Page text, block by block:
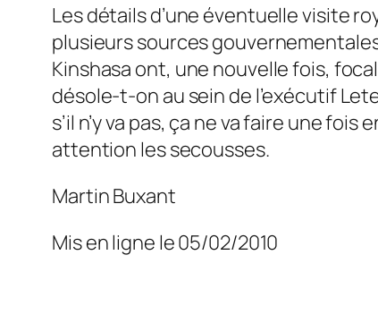
Les détails d’une éventuelle visite
plusieurs sources
Kinshasa ont, une nouvelle fois,
désole-t-on au sein de l’exécutif
s’il n’y va pas, ça ne va faire une
attention les secousses.
Martin Buxant
Mis en ligne le 05/02/2010